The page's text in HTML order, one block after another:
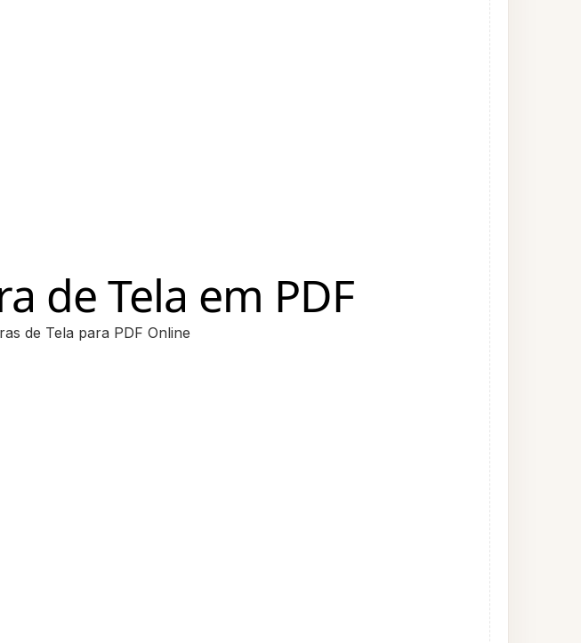
de Tela em PDF
de Tela para PDF Online